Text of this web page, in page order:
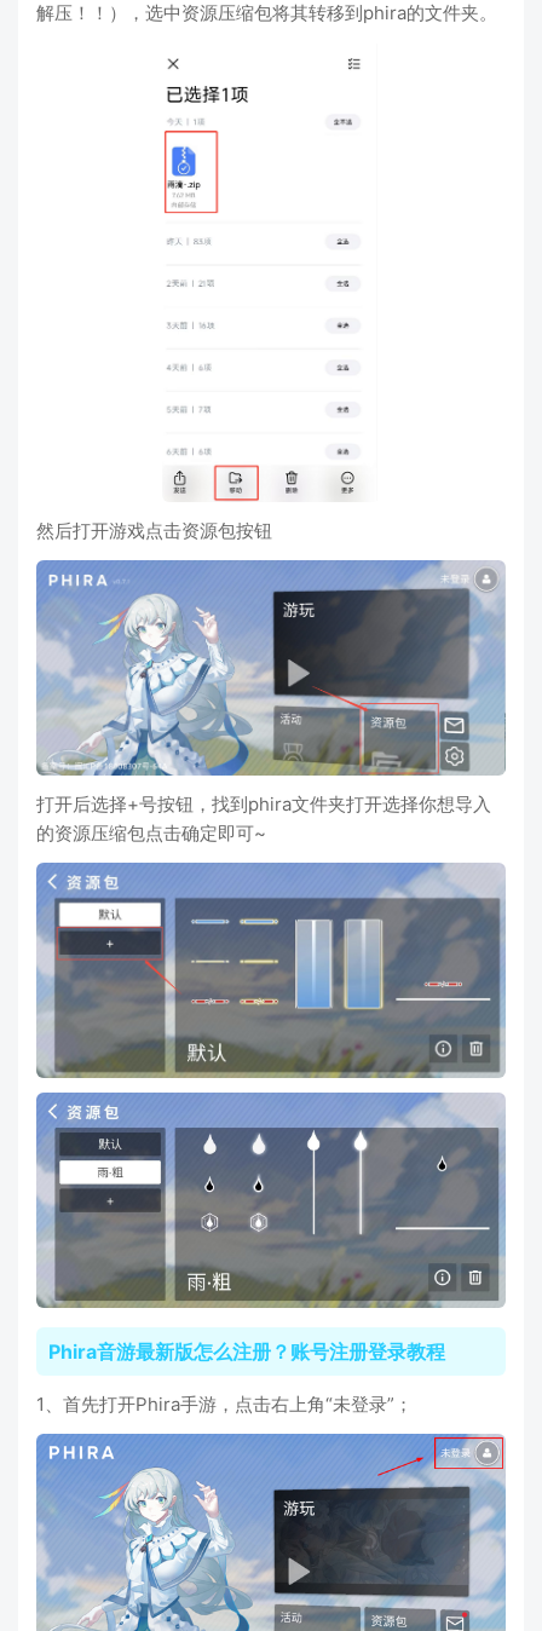
解压！！），选中资源压缩包将其转移到phira的文件夹。
然后打开游戏点击资源包按钮
打开后选择+号按钮，找到phira文件夹打开选择你想导入
的资源压缩包点击确定即可~
Phira音游最新版怎么注册？账号注册登录教程
1、首先打开Phira手游，点击右上角“未登录”；